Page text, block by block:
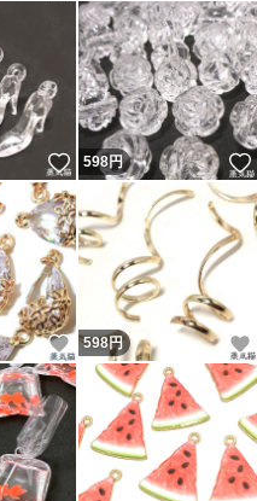
いいね！
598円
いいね！
598円